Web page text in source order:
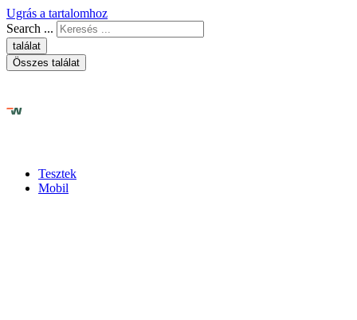
Ugrás a tartalomhoz
Search ...
találat
Összes találat
Tesztek
Mobil